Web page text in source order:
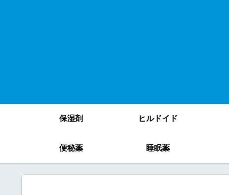
保湿剤 ヒルドイド
便秘薬 睡眠薬